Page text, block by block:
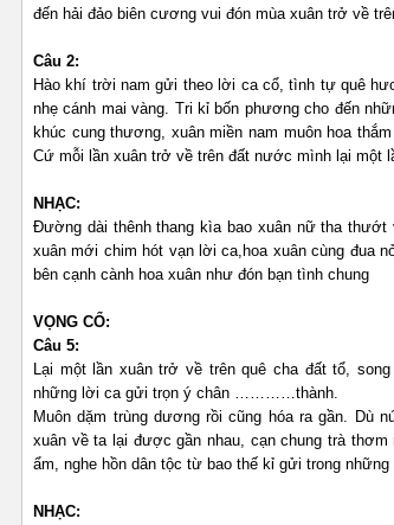
đến hải đảo biên cương vui đón mùa xuân trở về
Câu 2:
Hào khí trời nam gửi theo lời ca cổ, tình tự quê
nhẹ cánh mai vàng. Tri kỉ bốn phương cho đến
khúc cung thương, xuân miền nam muôn hoa
Cứ mỗi lần xuân trở về trên đất nước mình lại một
NHẠC:
Đường dài thênh thang kìa bao xuân nữ tha
xuân mới chim hót vạn lời ca,hoa xuân cùng đua
bên cạnh cành hoa xuân như đón bạn tình chung
VỌNG CỔ:
Câu 5:
Lại một lần xuân trở về trên quê cha đất tổ,
những lời ca gửi trọn ý chân …………thành.
Muôn dặm trùng dương rồi cũng hóa ra gần. Dù
xuân về ta lại được gần nhau, cạn chung trà
ẩm, nghe hồn dân tộc từ bao thế kỉ gửi trong những
NHẠC: